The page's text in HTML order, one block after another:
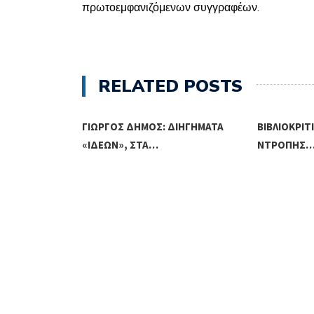
πρωτοεμφανιζόμενων συγγραφέων.
RELATED POSTS
ΓΙΏΡΓΟΣ ΔΉΜΟΣ: ΔΙΗΓΉΜΑΤΑ
«ΙΔΕΏΝ», ΣΤΑ…